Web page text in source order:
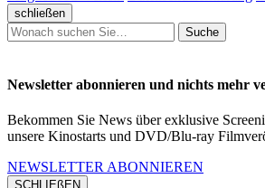
schließen
Suche
Newsletter abonnieren und nichts mehr
Bekommen Sie News über exklusive
unsere Kinostarts und DVD/Blu-ray
NEWSLETTER ABONNIEREN
SCHLIEßEN